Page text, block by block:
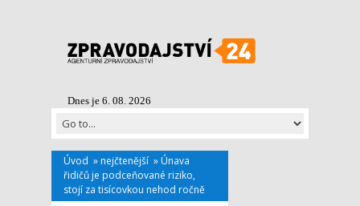
Dnes je 6. 08. 2026
Úvod » nejčtenější » Únava
řidičů je podceňované riziko,
stojí za tisícovkou nehod ročně